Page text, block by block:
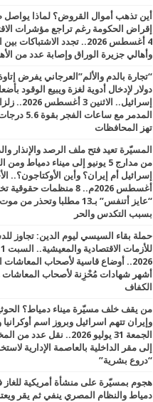
أين تذهب أموال القروض؟ لماذا يواصل
إقراض الحكومة رغم تراجع مؤشرات
4 أغسطس 2026.. تجدد الاشتباكات
وأهالي جزيرة الوراق وإصابة عدد من
دولار لإدخال أدوية لغزة ويبيع الوقود
إسرائيل..
المدمر مع
تهز المحافظات
المسيّرة تعيد فتح ملف الرصد والإنذار
من مدارج 5 يونيو إلى ميناء دمياط
أغسطس 2026م.. 8 منظمات
“عايز أتنفس” بـ13 مطلبا
بسبب التكدس والحر
حملة بقاء السيسي ليوم الدين: تجاوز
أشهر شهادات مُحْزِنة لأصحاب
الكفاف
من يقف خلف مسيّرة ميناء دمياط؟
وإيران تتهم اسرائيل وبروز اسم أوكرانيا
الجمعة 31 يوليو 2026.. نقل
إلى مقر الداخلية بالعاصمة الإدارية
“دروع بشرية”
هجوم بمسيّرة على منشأة أمريكية للغاز
دمياط والنظام المصري ينفي ثم يقر